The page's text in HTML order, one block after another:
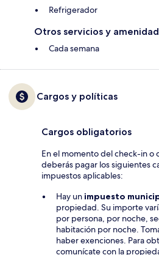
Refrigerador
Otros servicios y
Cada semana
Cargos y políticas
Cargos obligatorios
En el momento del check-in
deberás pagar los siguientes
impuestos aplicables:
Hay unimpuesto
propiedad. Su importe
por persona, por noche,
habitación por noche.
haber exenciones. Para
comunícate con la